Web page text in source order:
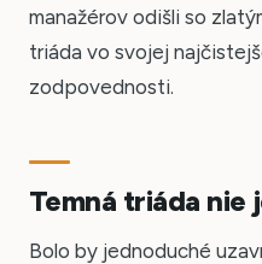
manažérov odišli so
triáda vo svojej
zodpovednosti.
Temná triáda nie
Bolo by jednoduché